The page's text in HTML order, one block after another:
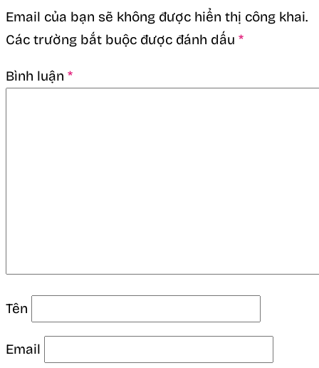
Email của bạn sẽ không được hiển thị công khai.
Các trường bắt buộc được đánh dấu *
Bình luận *
Tên
Email